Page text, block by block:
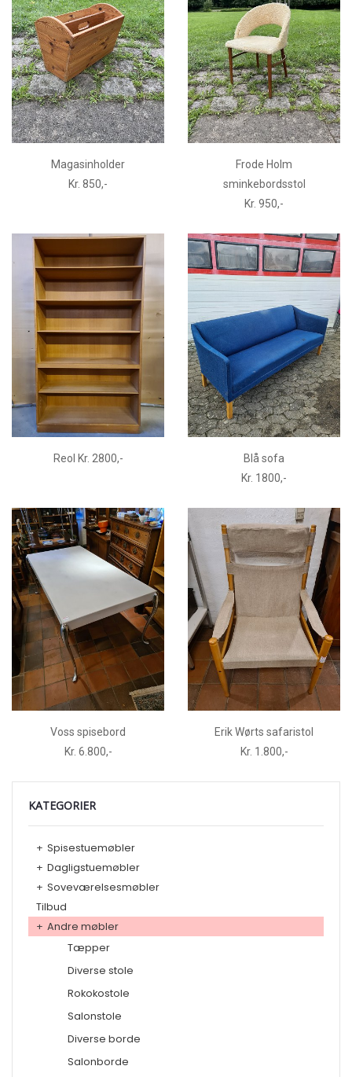
Magasinholder
Kr. 850,-
Frode Holm
sminkebordsstol
Kr. 950,-
Reol Kr. 2800,-
Blå sofa
Kr. 1800,-
Voss spisebord
Kr. 6.800,-
Erik Wørts safaristol
Kr. 1.800,-
KATEGORIER
+ Spisestuemøbler
+ Dagligstuemøbler
+ Soveværelsesmøbler
Tilbud
+ Andre møbler
Tæpper
Diverse stole
Rokokostole
Salonstole
Diverse borde
Salonborde